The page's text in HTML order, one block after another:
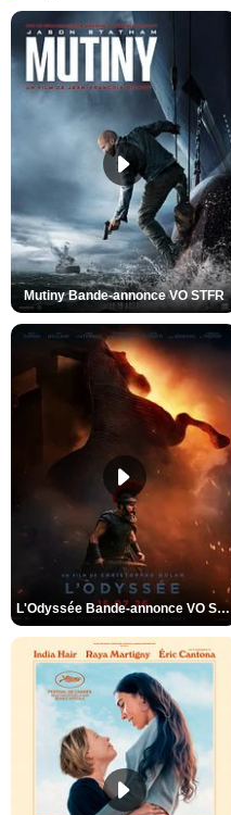
Mutiny Bande-annonce VO STFR
L'Odyssée Bande-annonce VO STFR